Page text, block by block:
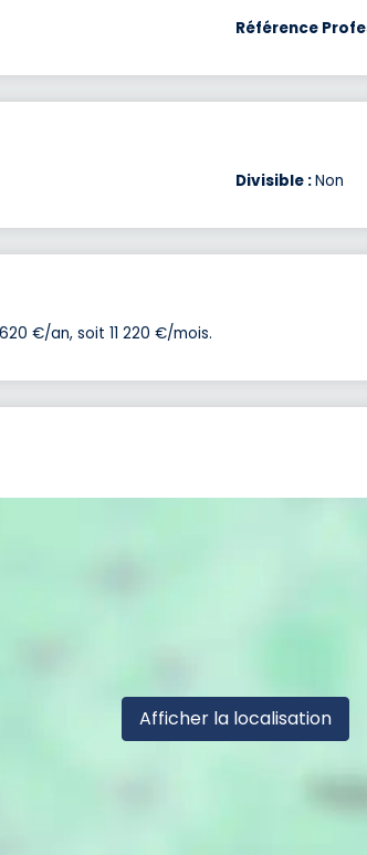
Référence
Divisible :Non
€/an, soit 11 220 €/mois.
Afficher la localisation